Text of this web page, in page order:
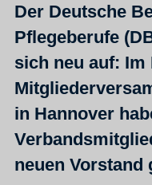
Der Deutsche
Pflegeberufe
sich neu auf: Im
in Hannover
neuen Vorstand